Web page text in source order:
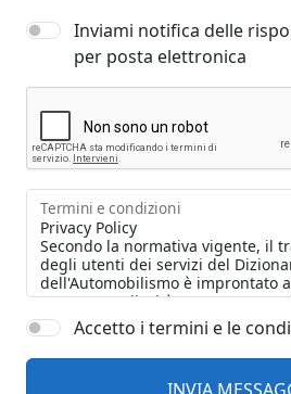
Inviami notifica delle
per posta elettronica
Termini e condizioni
Accetto i termini e le